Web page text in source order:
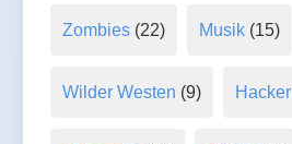
Zombies(22) Musik (15)
Wilder Westen (9) Hacker